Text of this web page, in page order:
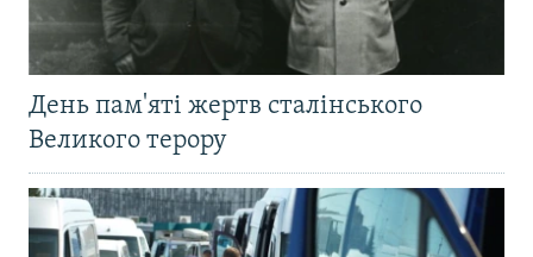
День пам'яті жертв сталінського
Великого терору